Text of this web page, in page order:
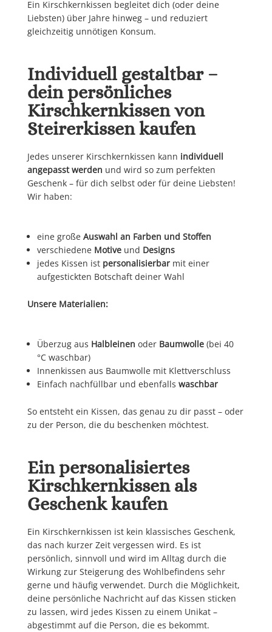
Ein Kirschkernkissen begleitet dich (oder deine
Liebsten) über Jahre hinweg – und reduziert
gleichzeitig unnötigen Konsum.
Individuell gestaltbar –
dein persönliches
Kirschkernkissen von
Steirerkissen kaufen
Jedes unserer Kirschkernkissen kann individuell
angepasst werden und wird so zum perfekten
Geschenk – für dich selbst oder für deine Liebsten!
Wir haben:
eine großeAuswahl an Farben und Stoffen
verschiedene Motiveund Designs
jedes Kissen ist personalisierbarmit einer
aufgestickten Botschaft deiner Wahl
Unsere Materialien:
Überzug aus Halbleinen oder Baumwolle(bei 40
°C waschbar)
Innenkissen aus Baumwolle mit Klettverschluss
Einfach nachfüllbar und ebenfalls waschbar
So entsteht ein Kissen, das genau zu dir passt – oder
zu der Person, die du beschenken möchtest.
Ein personalisiertes
Kirschkernkissen als
Geschenk kaufen
Ein Kirschkernkissen ist kein klassisches Geschenk,
das nach kurzer Zeit vergessen wird. Es ist
persönlich, sinnvoll und wird im Alltag durch die
Wirkung zur Steigerung des Wohlbefindens sehr
gerne und häufig verwendet. Durch die Möglichkeit,
deine persönliche Nachricht auf das Kissen sticken
zu lassen, wird jedes Kissen zu einem Unikat –
abgestimmt auf die Person, die es bekommt.